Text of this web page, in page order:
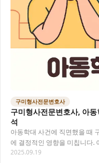
구미형사전문변호사
구미형사전문변호사, 아
석
아동학대 사건에 직면했을 때
에 결정적인 영향을 미칩니다.
매우 민감한 사안으로, 전문적
2025.09.19